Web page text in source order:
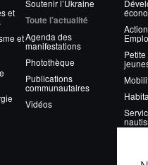
et
et
Soutenir l’Ukraine
Toute l’actualité
Agenda des
manifestations
Photothèque
Publications
communautaires
Vidéos